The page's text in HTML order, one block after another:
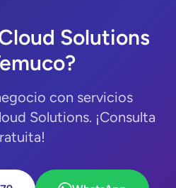
Solutions
con servicios
Solutions. ¡Consulta